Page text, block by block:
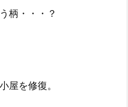
柄・・・？
屋を修復。